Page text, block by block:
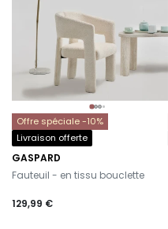
Offre spéciale -10%
Livraison offerte
GASPARD
-
Fauteuil - en tissu bouclette
129,99 €